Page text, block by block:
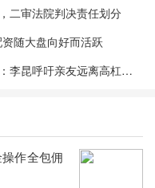
二审法院判决责任划分
随大盘向好而活跃
A股牛市再现，场外配资风险警示：李昆呼吁亲友远离高杠杆陷阱
作全包佣